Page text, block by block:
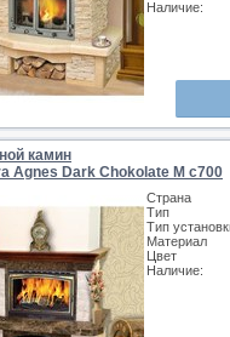
Наличие:
камин
Agnes Dark Chokolate М с700
Страна
Тип
Тип
Материал
Цвет
Наличие: